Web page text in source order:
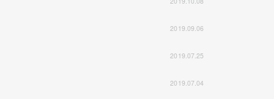
2019.09.06
2019.07.25
2019.07.04